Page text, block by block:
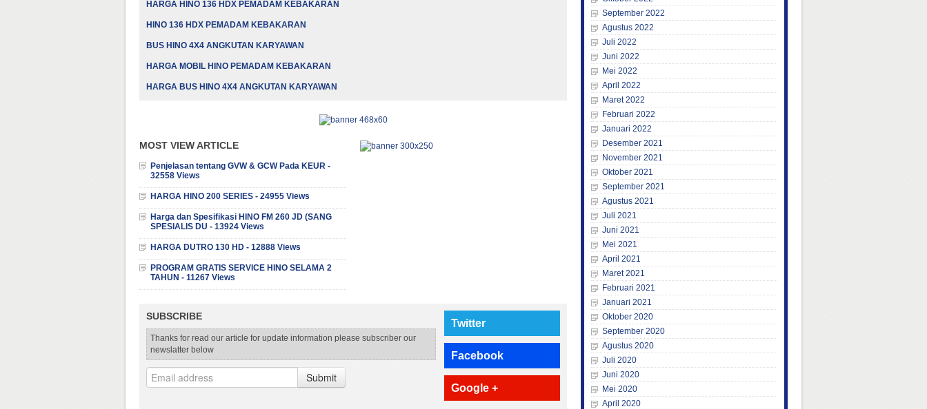
HARGA HINO 136 HDX PEMADAM KEBAKARAN
HINO 136 HDX PEMADAM KEBAKARAN
BUS HINO 4X4 ANGKUTAN KARYAWAN
HARGA MOBIL HINO PEMADAM KEBAKARAN
HARGA BUS HINO 4X4 ANGKUTAN KARYAWAN
MOST VIEW ARTICLE
Penjelasan tentang GVW & GCW Pada KEUR -
32558 Views
HARGA HINO 200 SERIES - 24955 Views
Harga dan Spesifikasi HINO FM 260 JD (SANG
SPESIALIS DU - 13924 Views
HARGA DUTRO 130 HD - 12888 Views
PROGRAM GRATIS SERVICE HINO SELAMA 2
TAHUN - 11267 Views
SUBSCRIBE
Thanks for read our article for update information please subscriber our
newslatter below
Submit
Twitter
Facebook
Google +
September 2022
Agustus 2022
Juli 2022
Juni 2022
Mei 2022
April 2022
Maret 2022
Februari 2022
Januari 2022
Desember 2021
November 2021
Oktober 2021
September 2021
Agustus 2021
Juli 2021
Juni 2021
Mei 2021
April 2021
Maret 2021
Februari 2021
Januari 2021
Oktober 2020
September 2020
Agustus 2020
Juli 2020
Juni 2020
Mei 2020
April 2020